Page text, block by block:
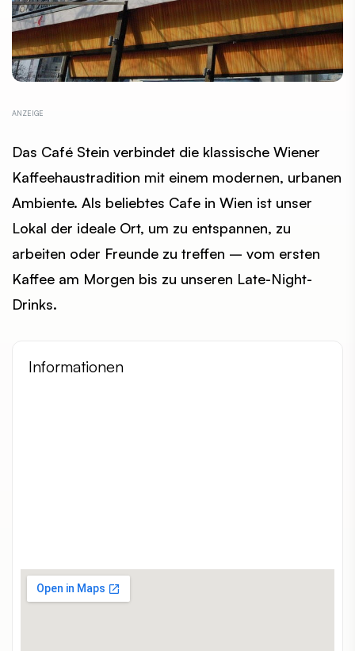
Das Café Stein verbindet die klassische Wiener
Kaffeehaustradition mit einem modernen, urbanen
Ambiente. Als beliebtes Cafe in Wien ist unser
Lokal der ideale Ort, um zu entspannen, zu
arbeiten oder Freunde zu treffen – vom ersten
Kaffee am Morgen bis zu unseren Late-Night-
Drinks.
Informationen